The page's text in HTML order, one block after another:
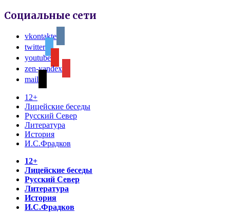
Социальные сети
vkontakte
twitter
youtube
zen-yandex
mail
12+
Лицейские беседы
Русский Север
Литература
История
И.С.Фрадков
12+
Лицейские беседы
Русский Север
Литература
История
И.С.Фрадков